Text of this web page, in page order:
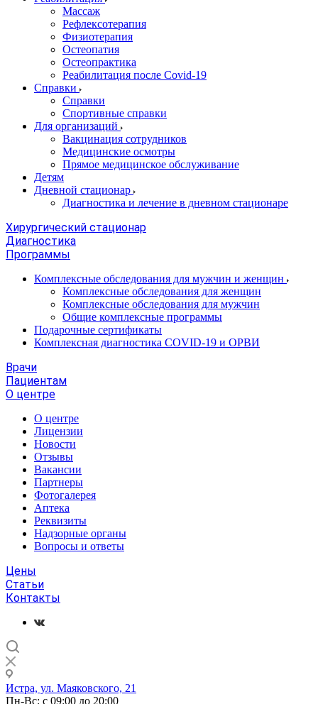
Массаж
Рефлексотерапия
Физиотерапия
Остеопатия
Остеопрактика
Реабилитация после Covid-19
Справки
Справки
Спортивные справки
Для организаций
Вакцинация сотрудников
Медицинские осмотры
Прямое медицинское обслуживание
Детям
Дневной стационар
Диагностика и лечение в дневном стационаре
Хирургический стационар
Диагностика
Программы
Комплексные обследования для мужчин и женщин
Комплексные обследования для женщин
Комплексные обследования для мужчин
Общие комплексные программы
Подарочные сертификаты
Комплексная диагностика COVID-19 и ОРВИ
Врачи
Пациентам
О центре
О центре
Лицензии
Новости
Отзывы
Вакансии
Партнеры
Фотогалерея
Аптека
Реквизиты
Надзорные органы
Вопросы и ответы
Цены
Статьи
Контакты
Истра, ул. Маяковского, 21
Пн-Вс: с 09:00 до 20:00